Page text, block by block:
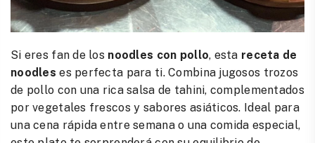
Si eres fan de los noodles con pollo, esta receta de
noodles es perfecta para ti. Combina jugosos trozos
de pollo con una rica salsa de tahini, complementados
por vegetales frescos y sabores asiáticos. Ideal para
una cena rápida entre semana o una comida especial,